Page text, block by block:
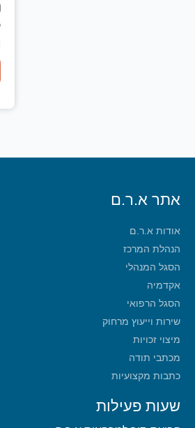
אתר א.ר.ם
אודות א.ר.ם
הנהלת המרכז
הסגל המנהלי
אקדמיה
הסגל הרפואי
שירות וייעוץ מרחוק
מיצוי זכויות
מכתבי תודה
כתבות מקצועיות
שעות פעילות